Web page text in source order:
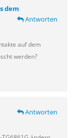
dem
Antworten
auf dem
werden?
Antworten